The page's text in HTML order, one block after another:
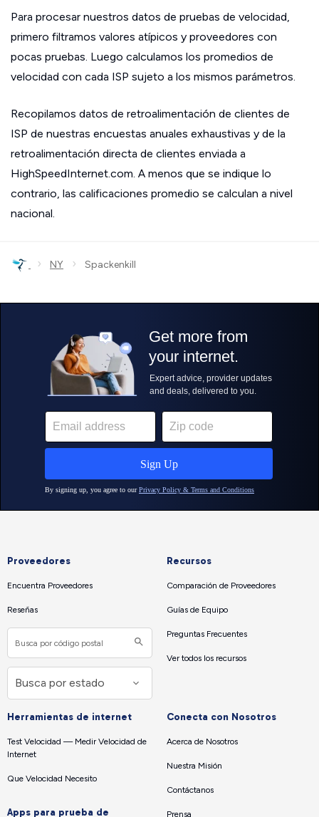
Para procesar nuestros datos de pruebas de velocidad,
primero filtramos valores atípicos y proveedores con
pocas pruebas. Luego calculamos los promedios de
velocidad con cada ISP sujeto a los mismos parámetros.
Recopilamos datos de retroalimentación de clientes de
ISP de nuestras encuestas anuales exhaustivas y de la
retroalimentación directa de clientes enviada a
HighSpeedInternet.com. A menos que se indique lo
contrario, las calificaciones promedio se calculan a nivel
nacional.
› NY › Spackenkill
Proveedores
Encuentra Proveedores
Reseñas
Recursos
Comparación de Proveedores
Guías de Equipo
Preguntas Frecuentes
Ver todos los recursos
Herramientas de internet
Test Velocidad — Medir Velocidad de
Internet
Que Velocidad Necesito
Apps para prueba de
Conecta con Nosotros
Acerca de Nosotros
Nuestra Misión
Contáctanos
Prensa